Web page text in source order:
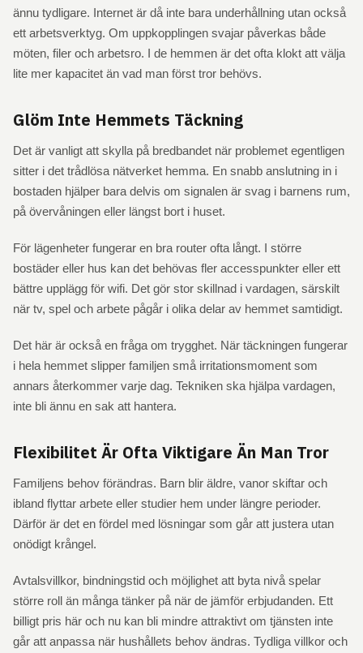
ännu tydligare. Internet är då inte bara underhållning utan också
ett arbetsverktyg. Om uppkopplingen svajar påverkas både
möten, filer och arbetsro. I de hemmen är det ofta klokt att välja
lite mer kapacitet än vad man först tror behövs.
Glöm Inte Hemmets Täckning
Det är vanligt att skylla på bredbandet när problemet egentligen
sitter i det trådlösa nätverket hemma. En snabb anslutning in i
bostaden hjälper bara delvis om signalen är svag i barnens rum,
på övervåningen eller längst bort i huset.
För lägenheter fungerar en bra router ofta långt. I större
bostäder eller hus kan det behövas fler accesspunkter eller ett
bättre upplägg för wifi. Det gör stor skillnad i vardagen, särskilt
när tv, spel och arbete pågår i olika delar av hemmet samtidigt.
Det här är också en fråga om trygghet. När täckningen fungerar
i hela hemmet slipper familjen små irritationsmoment som
annars återkommer varje dag. Tekniken ska hjälpa vardagen,
inte bli ännu en sak att hantera.
Flexibilitet Är Ofta Viktigare Än Man Tror
Familjens behov förändras. Barn blir äldre, vanor skiftar och
ibland flyttar arbete eller studier hem under längre perioder.
Därför är det en fördel med lösningar som går att justera utan
onödigt krångel.
Avtalsvillkor, bindningstid och möjlighet att byta nivå spelar
större roll än många tänker på när de jämför erbjudanden. Ett
billigt pris här och nu kan bli mindre attraktivt om tjänsten inte
går att anpassa när hushållets behov ändras. Tydliga villkor och